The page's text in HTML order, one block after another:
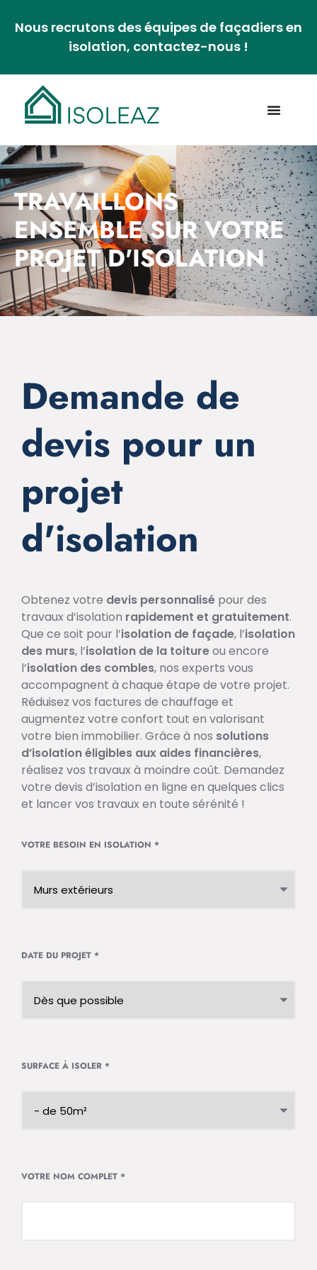
Nous recrutons des équipes de façadiers en
isolation, contactez-nous !
TRAVAILLONS
ENSEMBLE SUR VOTRE
PROJET D'ISOLATION
Demande de
devis pour un
projet
d'isolation
Obtenez votre devis personnalisé pour des
travaux d’isolation rapidement et gratuitement.
Que ce soit pour l’isolation de façade, l’isolation
des murs, l’isolation de la toitureou encore
l’isolation des combles, nos experts vous
accompagnent à chaque étape de votre projet.
Réduisez vos factures de chauffage et
augmentez votre confort tout en valorisant
votre bien immobilier. Grâce à nos solutions
d’isolation éligibles aux aides financières,
réalisez vos travaux à moindre coût. Demandez
votre devis d’isolation en ligne en quelques clics
et lancer vos travaux en toute sérénité !
VOTRE BESOIN EN ISOLATION *
DATE DU PROJET *
SURFACE À ISOLER *
VOTRE NOM COMPLET *